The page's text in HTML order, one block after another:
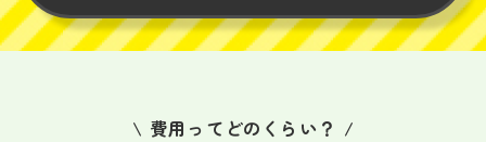
費用ってどのくらい？